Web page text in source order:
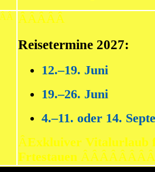
ÂÂÂÂÂ
Reisetermine 2027:
12.–19. Juni
19.–26. Juni
4.–11. oder 14.
ÂExkluiver Vitalurlaub
Frtestauen